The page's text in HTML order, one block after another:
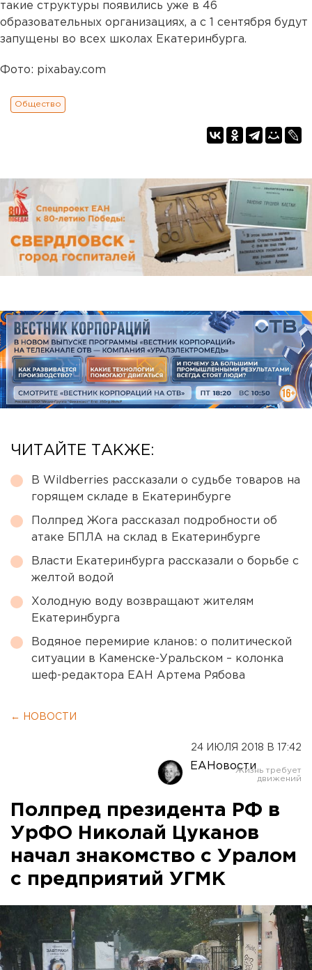
такие структуры появились уже в 46
образовательных организациях, а с 1 сентября будут
запущены во всех школах Екатеринбурга.
Фото: pixabay.com
Общество
ЧИТАЙТЕ ТАКЖЕ:
В Wildberries рассказали о судьбе товаров на
горящем складе в Екатеринбурге
Полпред Жога рассказал подробности об
атаке БПЛА на склад в Екатеринбурге
Власти Екатеринбурга рассказали о борьбе с
желтой водой
Холодную воду возвращают жителям
Екатеринбурга
Водяное перемирие кланов: о политической
ситуации в Каменске-Уральском – колонка
шеф-редактора ЕАН Артема Рябова
← НОВОСТИ
24 ИЮЛЯ 2018 В 17:42
ЕАНовости
Полпред президента РФ в
УрФО Николай Цуканов
начал знакомство с Уралом
с предприятий УГМК